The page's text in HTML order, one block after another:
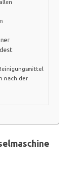
nach der